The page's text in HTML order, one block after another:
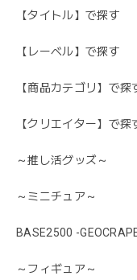
【タイトル】で探す
【レーベル】で探す
【商品カテゴリ】で探
【クリエイター】で探
～推し活グッズ～
～ミニチュア～
BASE2500 -
～フィギュア～